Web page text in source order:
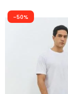
-50%